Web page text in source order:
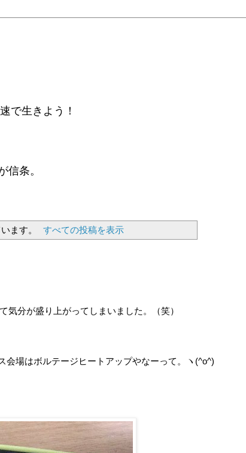
で生きよう！
信条。
ます。 すべての投稿を表示
分が盛り上がってしまいました。（笑）
場はボルテージヒートアップやなーって。ヽ(^o^)